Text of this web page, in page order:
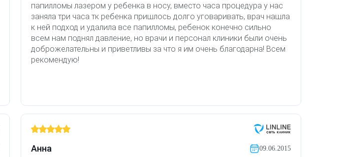
папилломы лазером у ребенка в носу, вместо часа процедура у нас
заняла три часа тк ребенка пришлось долго уговаривать, врач нашла
к ней подход и удалила все папилломы, ребенок конечно сильно
всем нам поднял давление, но врачи и персонал клиники были очень
доброжелательны и приветливы за что я им очень благодарна! Всем
рекомендую!
Анна 09.06.2015